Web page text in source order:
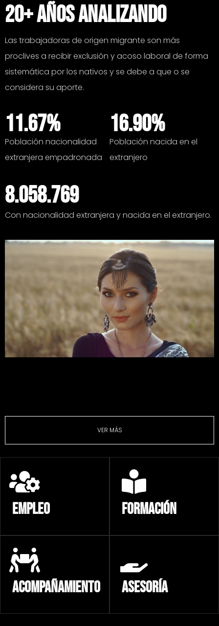
20+ años analizando
Las trabajadoras de origen migrante son más
proclives a recibir exclusión y acoso laboral de forma
sistemática por los nativos y se debe a que o se
considera su aporte.
11.67%
Población nacionalidad
extranjera empadronada
16.90%
Población nacida en el
extranjero
8.058.769
Con nacionalidad extranjera y nacida en el extranjero.
VER MÁS
EMPLEO FORMACIÓN
ACOMPAÑAMIENTO ASESORÍA